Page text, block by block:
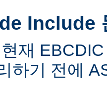
Include
재
하기 전에